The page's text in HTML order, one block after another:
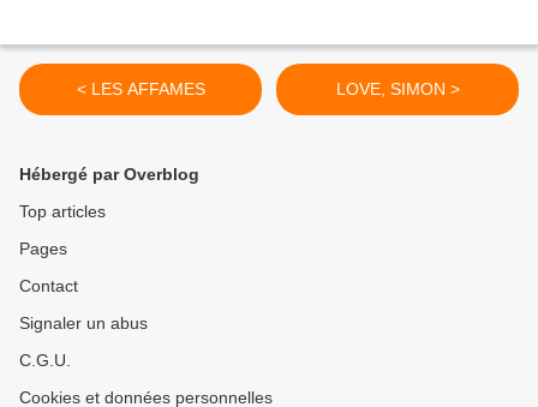
< LES AFFAMES LOVE, SIMON >
Hébergé par Overblog
Top articles
Pages
Contact
Signaler un abus
C.G.U.
Cookies et données personnelles